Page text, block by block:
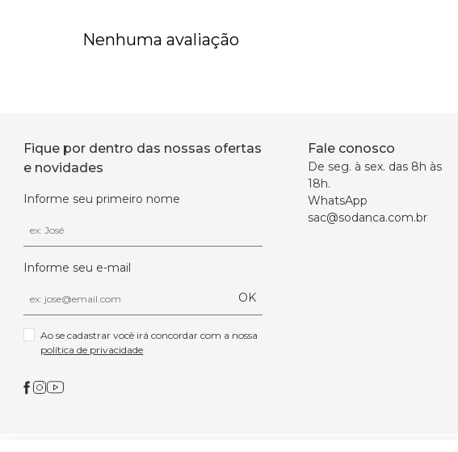
Nenhuma avaliação
Fique por dentro das nossas ofertas
e novidades
Informe seu primeiro nome
Informe seu e-mail
OK
política de privacidade
Fale conosco
De seg. à sex. das 8h às
18h.
WhatsApp
sac@sodanca.com.br